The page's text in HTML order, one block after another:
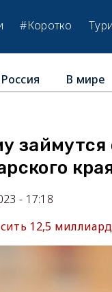
#Коротко
Россия В мире
займутся
- 17:18
12,5